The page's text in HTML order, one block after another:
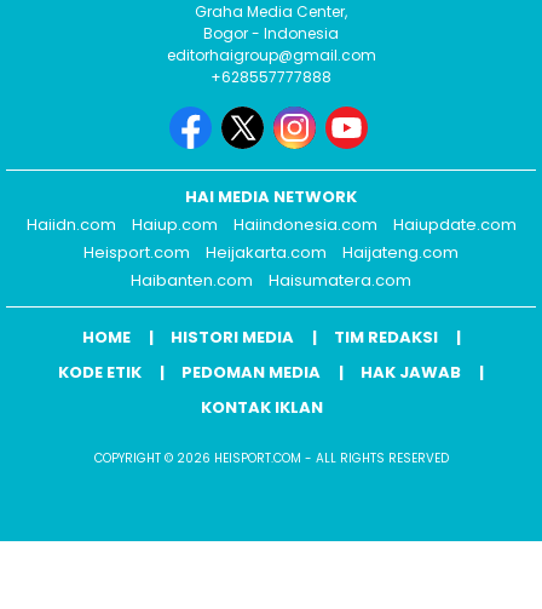
Graha Media Center,
Bogor - Indonesia
editorhaigroup@gmail.com
+628557777888
HAI MEDIA NETWORK
Haiidn.com
Haiup.com Haiindonesia.com
Haiupdate.com
Heisport.com
Heijakarta.com
Haijateng.com
Haibanten.com
Haisumatera.com
HOME HISTORI MEDIA
TIM REDAKSI
KODE ETIK
PEDOMAN MEDIA
HAK JAWAB
KONTAK IKLAN
COPYRIGHT © 2026 HEISPORT.COM - ALL RIGHTS RESERVED